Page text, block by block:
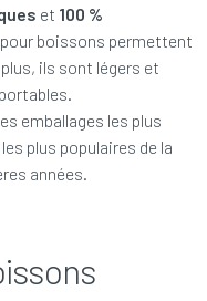
et 100 %
boissons permettent
ils sont légers et
emballages les plus
plus populaires de la
années.